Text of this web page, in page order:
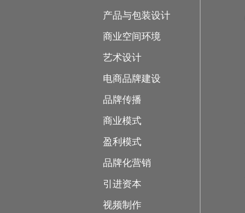
产品与包装设计
商业空间环境
艺术设计
电商品牌建设
品牌传播
商业模式
盈利模式
品牌化营销
引进资本
视频制作